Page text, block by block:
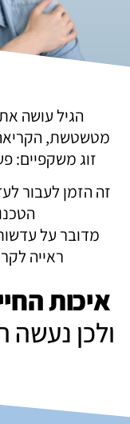
הגיל עושה
מטשטשת,
זוג משקפיים:
זה הזמן לעבור
מדובר על
ראייה
איכות
ולכן